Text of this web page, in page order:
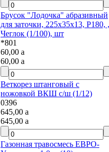
Брусок "Лодочка" абразивный
для заточки, 225х35х13, Р180, ,
Чеглок (1/100), шт
*801
60,00a
60,00a
Веткорез штанговый с
ножовкой ВКШ с/ш (1/12)
0396
645,00a
645,00a
Газонная травосмесь ЕВРО-